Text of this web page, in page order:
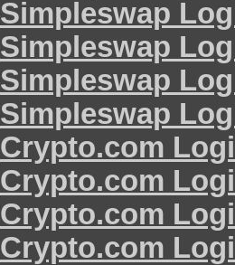
Simpleswap
Simpleswap
Simpleswap
Simpleswap
Crypto.com
Crypto.com
Crypto.com
Crypto.com